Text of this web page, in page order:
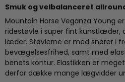
Smuk og velbalanceret
Mountain Horse Veganza Young
ridestøvle i super fint kunstlæder,
læder. Støvlerne er med snører i
bevægelsesfrihed, samt med
benets kontur. Elastikken er
derfor dække mange lægvidder